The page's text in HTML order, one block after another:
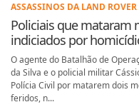
ASSASSINOS DA LAND
Policiais que mataram
indiciados por
O agente do Batalhão de
da Silva e o policial militar
Polícia Civil por matarem dois
feridos, n...